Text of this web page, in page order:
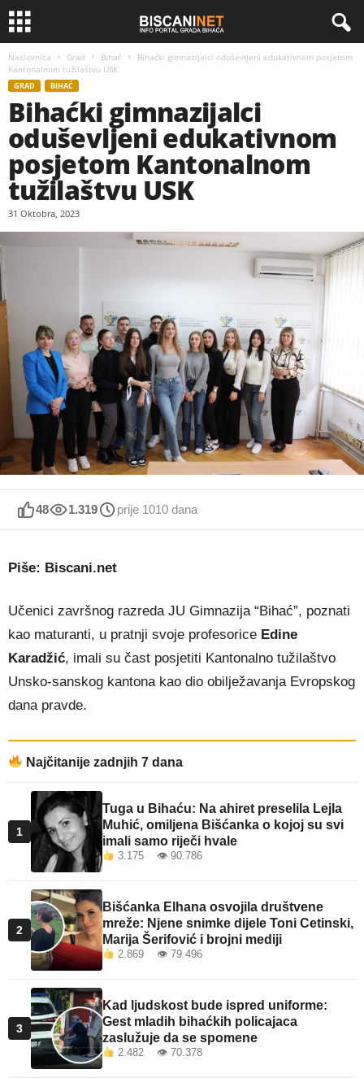
Naslovnica Grad Bihać
Bihaćki gimnazijalci oduševljeni edukativnom posjetom
Kantonalnom tužilaštvu USK
GRAD BIHAĆ
Bihaćki gimnazijalci
oduševljeni edukativnom
posjetom Kantonalnom
tužilaštvu USK
31 Oktobra, 2023
48 1.319 prije 1010 dana
Piše: Biscani.net
Učenici završnog razreda JU Gimnazija “Bihać”, poznati
kao maturanti, u pratnji svoje profesorice Edine
Karadžić, imali su čast posjetiti Kantonalno tužilaštvo
Unsko-sanskog kantona kao dio obilježavanja Evropskog
dana pravde.
Najčitanije zadnjih 7 dana
1
Tuga u Bihaću: Na ahiret preselila Lejla
Muhić, omiljena Bišćanka o kojoj su svi
imali samo riječi hvale
3.175 👁 90.786
2
Bišćanka Elhana osvojila društvene
mreže: Njene snimke dijele Toni Cetinski,
Marija Šerifović i brojni mediji
2.869 👁 79.496
3
Kad ljudskost bude ispred uniforme:
Gest mladih bihaćkih policajaca
zaslužuje da se spomene
2.482 👁 70.378